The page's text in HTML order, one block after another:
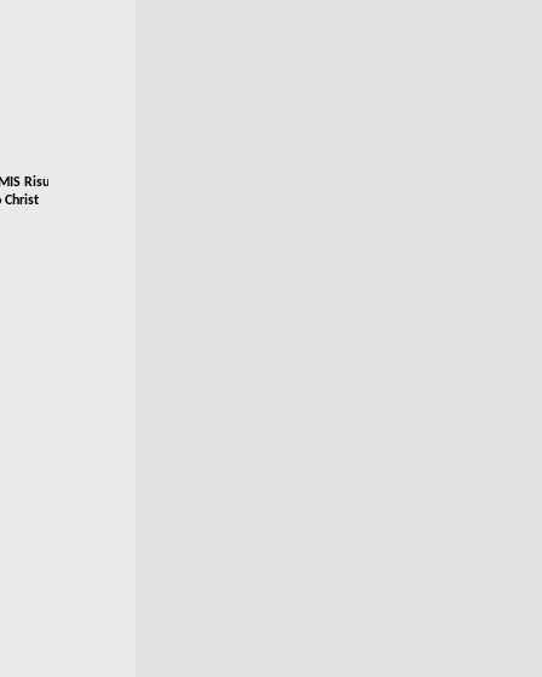
Risultato finale pulizia in
Christ